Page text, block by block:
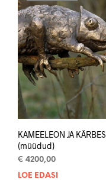
KAMEELEON JA KÄRBES
(müüdud)
€ 4200,00
LOE EDASI